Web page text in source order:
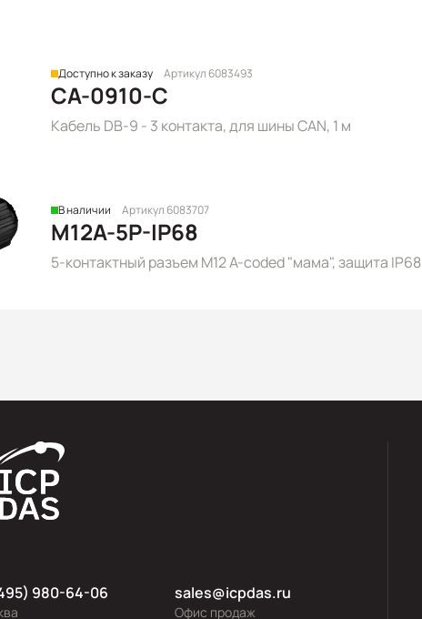
Доступно к заказу Артикул 6083493
CA-0910-C
Кабель DB-9 - 3 контакта, для шины CAN, 1 м
В наличии Артикул 6083707
M12A-5P-IP68
5-контактный разъем M12 A-coded "мама", защита IP68
980-64-06
Офис продаж
sales@icpdas.ru